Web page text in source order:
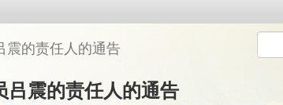
震的责任人的通告
震的责任人的通告